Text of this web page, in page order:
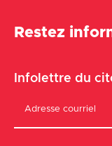
Restez
Infolettre du